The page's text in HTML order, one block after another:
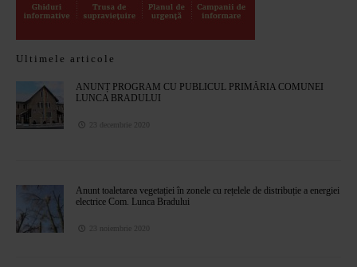
Ultimele articole
ANUNȚ PROGRAM CU PUBLICUL PRIMĂRIA COMUNEI
LUNCA BRADULUI
Anunt toaletarea vegetației în zonele cu rețelele de distribuție a energiei
electrice Com. Lunca Bradului